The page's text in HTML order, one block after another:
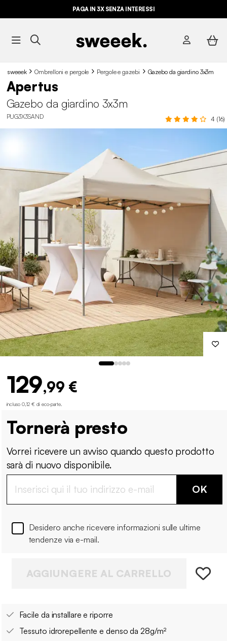
PAGA IN 3X SENZA INTERESSI
sweeek Ombrelloni e pergole Pergole e gazebi Gazebo da giardino 3x3m
Apertus
Gazebo da giardino 3x3m
PUG3X3SAND 4 (16)
129,99 €
incluso 0,12 € di eco-parte.
Tornerà presto
Vorrei ricevere un avviso quando questo prodotto
sarà di nuovo disponibile.
OK
Desidero anche ricevere informazioni sulle ultime
tendenze via e-mail.
AGGIUNGERE AL CARRELLO
Facile da installare e riporre
Tessuto idrorepellente e denso da 28g/m²